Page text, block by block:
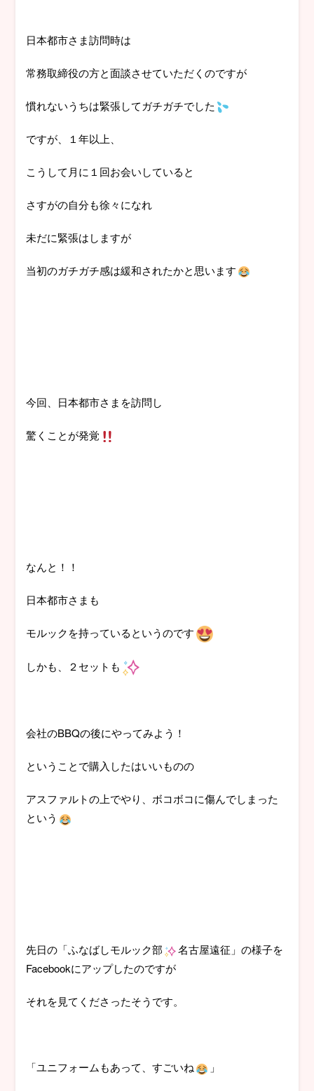
日本都市さま訪問時は
常務取締役の方と面談させていただくのですが
慣れないうちは緊張してガチガチでした
ですが、１年以上、
こうして月に１回お会いしていると
さすがの自分も徐々になれ
未だに緊張はしますが
当初のガチガチ感は緩和されたかと思います
今回、日本都市さまを訪問し
驚くことが発覚
なんと！！
日本都市さまも
モルックを持っているというのです
しかも、２セットも
会社のBBQの後にやってみよう！
ということで購入したはいいものの
アスファルトの上でやり、ボコボコに傷んでしまった
という
先日の「ふなばしモルック部
名古屋遠征」の様子を
Facebookにアップしたのですが
それを見てくださったそうです。
「ユニフォームもあって、すごいね 」